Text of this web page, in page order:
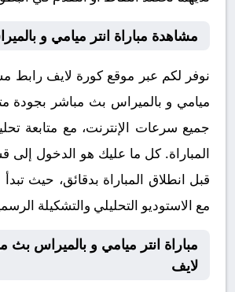
مشاهدة مباراة انتر ميامي و
نوفر لكم عبر موقع كورة لايف رابط
ميامي و بالميراس بث مباشر بجودة
جميع سرعات الإنترنت، مع متابعة
المباراة. كل ما عليك هو الدخول إلى
قبل انطلاق المباراة بدقائق، حيث تبدأ
مع الاستوديو التحليلي والتشكيلة
مباراة انتر ميامي و بالميراس بث
لايف